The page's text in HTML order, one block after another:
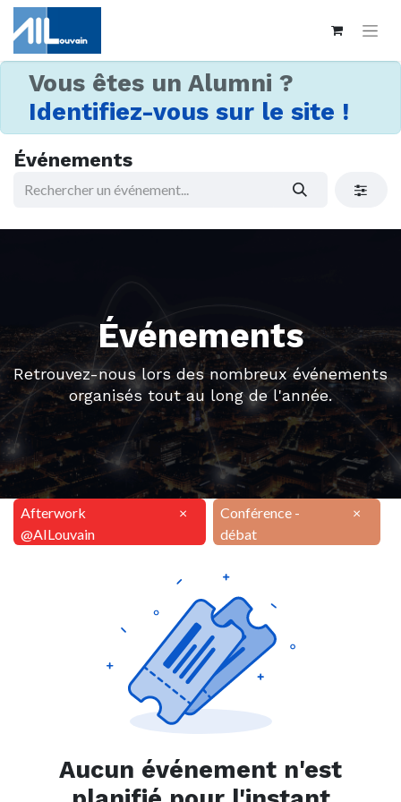
Vous êtes un Alumni ?
Identifiez-vous sur le site !
Événements
Événements
Retrouvez-nous lors des nombreux événements
organisés tout au long de l'année.
Afterwork
@AILouvain
×
Conférence -
débat
×
Aucun événement n'est